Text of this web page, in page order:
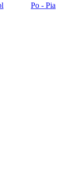
Po - Pia